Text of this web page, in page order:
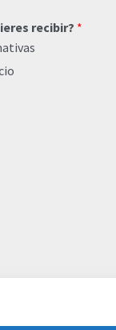
recibir? *